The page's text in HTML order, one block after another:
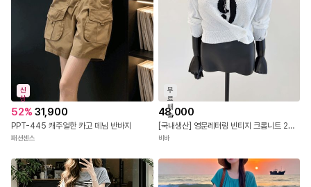
신
상
52% 31,900
PPT-445 캐주얼한 카고 데님 반바지
패션센스
무
료
배
송
48,000
[국내생산] 영문레터링 빈티지 크롭니트 26FW
비바